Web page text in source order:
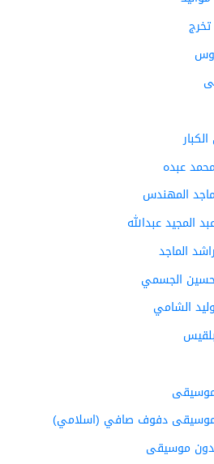
عبده
المهندس
المجيد عبدالله
الماجد
الجسمي
الشامي
دفوف صافي (اسلامي)
موسيقى